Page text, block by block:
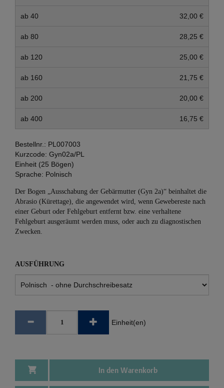
ab 40 32,00 €
ab 80 28,25 €
ab 120 25,00 €
ab 160 21,75 €
ab 200 20,00 €
ab 400 16,75 €
Bestellnr.: PL007003
Kurzcode: Gyn02a/PL
Einheit (25 Bögen)
Sprache: Polnisch
Der Bogen „Ausschabung der Gebärmutter (Gyn 2a)“ beinhaltet die
Abrasio (Kürettage), die angewendet wird, wenn Gewebereste nach
einer Geburt oder Fehlgeburt entfernt bzw. eine verhaltene
Fehlgeburt ausgeräumt werden muss, oder auch zu diagnostischen
Zwecken.
AUSFÜHRUNG
Einheit(en)
In den Warenkorb